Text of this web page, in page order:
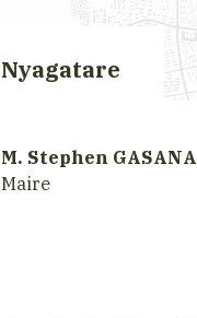
Nyagatare
M. Stephen GASANA
Maire